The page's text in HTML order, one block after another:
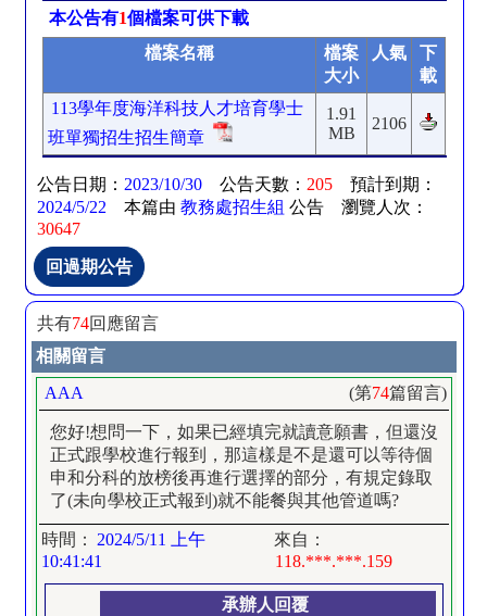
本公告有1個檔案可供下載
檔案名稱
檔案
大小
人氣
下
載
113學年度海洋科技人才培育學士
班單獨招生招生簡章
1.91
MB
2106
公告日期： 2023/10/30 公告天數： 205 預計到期：
2024/5/22 本篇由 教務處招生組公告 瀏覽人次：
30647
共有74回應留言
相關留言
AAA
(第74篇留言)
您好!想問一下，如果已經填完就讀意願書，但還沒
正式跟學校進行報到，那這樣是不是還可以等待個
申和分科的放榜後再進行選擇的部分，有規定錄取
了(未向學校正式報到)就不能餐與其他管道嗎?
時間：
2024/5/11 上午
10:41:41
來自：
118.***.***.159
承辦人回覆